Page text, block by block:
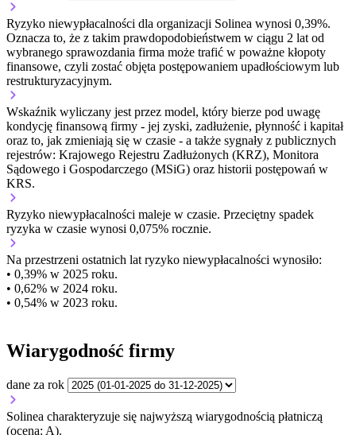
Ryzyko niewypłacalności dla organizacji Solinea wynosi 0,39%.
Oznacza to, że z takim prawdopodobieństwem w ciągu 2 lat od
wybranego sprawozdania firma może trafić w poważne kłopoty
finansowe, czyli zostać objęta postępowaniem upadłościowym lub
restrukturyzacyjnym.
Wskaźnik wyliczany jest przez model, który bierze pod uwagę
kondycję finansową firmy - jej zyski, zadłużenie, płynność i kapitał
oraz to, jak zmieniają się w czasie - a także sygnały z publicznych
rejestrów: Krajowego Rejestru Zadłużonych (KRZ), Monitora
Sądowego i Gospodarczego (MSiG) oraz historii postępowań w
KRS.
Ryzyko niewypłacalności maleje w czasie. Przeciętny spadek
ryzyka w czasie wynosi 0,075% rocznie.
Na przestrzeni ostatnich lat ryzyko niewypłacalności wynosiło:
• 0,39% w 2025 roku.
• 0,62% w 2024 roku.
• 0,54% w 2023 roku.
Wiarygodność firmy
dane za rok
Solinea charakteryzuje się najwyższą wiarygodnością płatniczą
(ocena: A).